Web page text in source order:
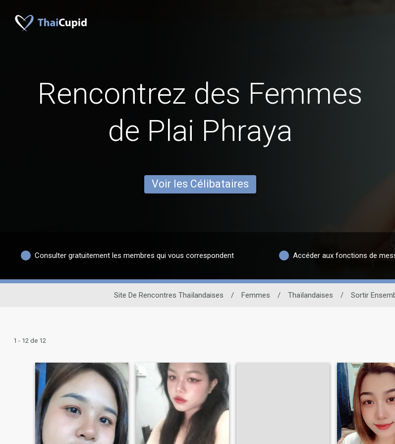
Rencontrez des Femmes
de Plai Phraya
Voir les Célibataires
Consulter gratuitement les membres qui vous correspondent Accéder aux fonctions de
Site De Rencontres Thaïlandaises / Femmes / Thaïlandaises / Sortir
1 - 12 de 12